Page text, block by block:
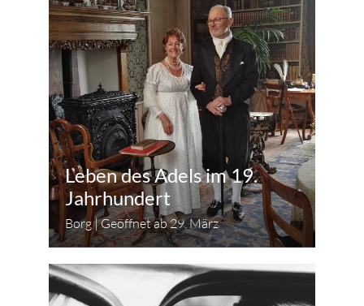
Leben des Adels im 19.
Jahrhundert
Borg | Geöffnet ab 29. März